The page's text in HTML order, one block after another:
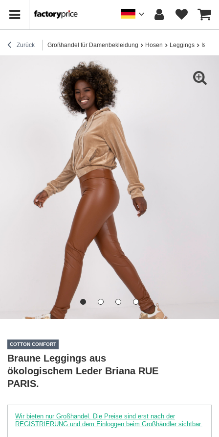
Zurück Großhandel für Damenbekleidung Hosen Leggings
COTTON COMFORT
Braune Leggings aus
ökologischem Leder Briana RUE
PARIS.
Wir bieten nur Großhandel. Die Preise sind erst nach der
REGISTRIERUNG und dem Einloggen beim Großhändler sichtbar.